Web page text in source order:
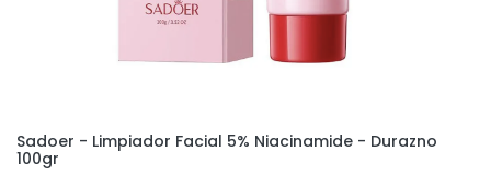
Sadoer - Limpiador Facial 5% Niacinamide - Durazno
100gr